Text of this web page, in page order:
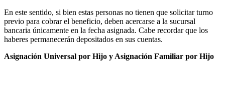
En este sentido, si bien estas personas no tienen que solicitar turno
previo para cobrar el beneficio, deben acercarse a la sucursal
bancaria únicamente en la fecha asignada. Cabe recordar que los
haberes permanecerán depositados en sus cuentas.
Asignación Universal por Hijo y Asignación Familiar por Hijo